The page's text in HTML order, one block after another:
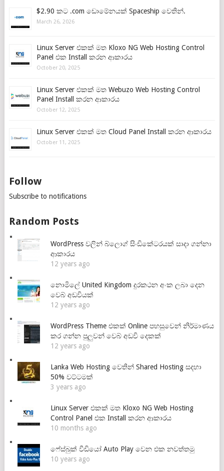
$2.90 කට .com ඩොමේනයක් Spaceship වෙතින්.
March 26, 2026
Linux Server එකක් මත Kloxo NG Web Hosting Control
Panel එක Install කරන ආකාරය
October 20, 2025
Linux Server එකක් මත Webuzo Web Hosting Control
Panel Install කරන ආකාරය
October 12, 2025
Linux Server එකක් මත Cloud Panel Install කරන ආකාරය
October 11, 2025
Follow
Subscribe to notifications
Random Posts
WordPress වලින් බ්ලොග් සිංඩිකේටරයක් සාදා ගන්නා
ආකාරය
12 years ago
නොමිලේ United Kingdom දුරකථන අංක ලබා දෙන
වෙබ් අඩවියක්
12 years ago
WordPress Theme එකක් Online පහසුවෙන් නිර්මාණය
කර ගන්න පුලුවන් වෙබ් අඩවි දෙකක්
12 years ago
Lanka Web Hosting වෙතින් Shared Hosting සදහා
50% වට්ටමක්
3 years ago
Linux Server එකක් මත Kloxo NG Web Hosting
Control Panel එක Install කරන ආකාරය
10 months ago
ෆේස්බුක් වීඩියෝ Auto Play වෙන එක නවත්තමු
10 years ago